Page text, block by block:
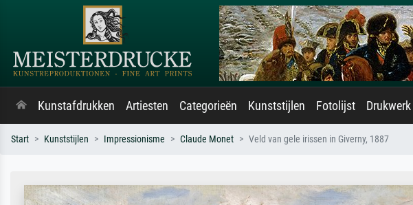
Kunstafdrukken Artiesten Categorieën Kunststijlen Fotolijst Drukwerk
Start Kunststijlen Impressionisme Claude Monet Veld van gele irissen in Giverny, 1887